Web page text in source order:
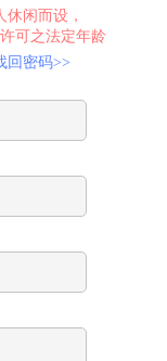
闲而设，
可之法定年龄
回密码>>